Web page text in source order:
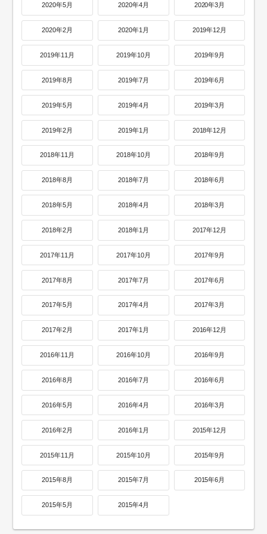
2020年5月 2020年4月 2020年3月
2020年2月 2020年1月 2019年12月
2019年11月 2019年10月 2019年9月
2019年8月 2019年7月 2019年6月
2019年5月 2019年4月 2019年3月
2019年2月 2019年1月 2018年12月
2018年11月 2018年10月 2018年9月
2018年8月 2018年7月 2018年6月
2018年5月 2018年4月 2018年3月
2018年2月 2018年1月 2017年12月
2017年11月 2017年10月 2017年9月
2017年8月 2017年7月 2017年6月
2017年5月 2017年4月 2017年3月
2017年2月 2017年1月 2016年12月
2016年11月 2016年10月 2016年9月
2016年8月 2016年7月 2016年6月
2016年5月 2016年4月 2016年3月
2016年2月 2016年1月 2015年12月
2015年11月 2015年10月 2015年9月
2015年8月 2015年7月 2015年6月
2015年5月 2015年4月